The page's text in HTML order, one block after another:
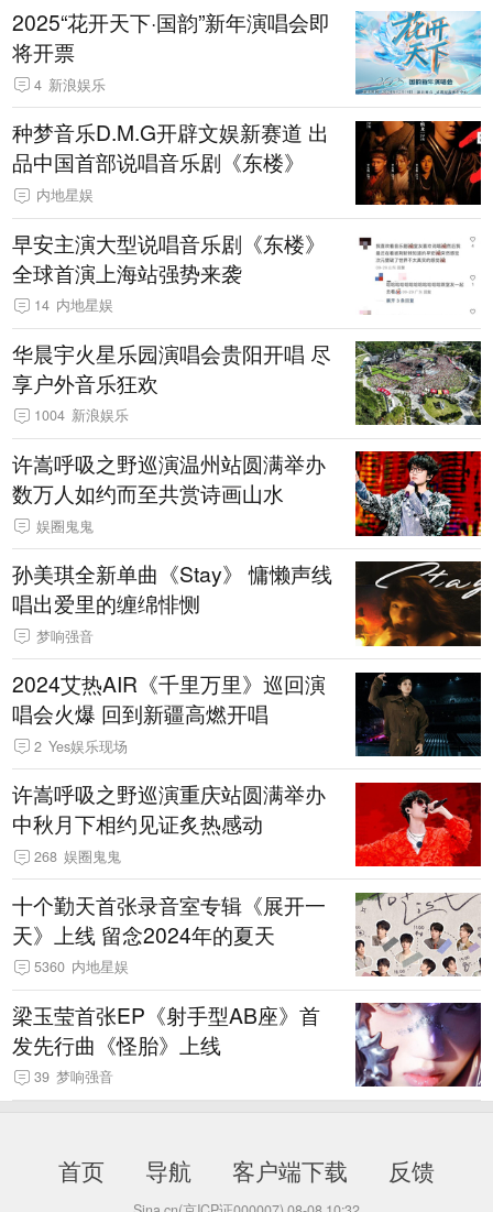
2025“花开天下·国韵”新年演唱会即
将开票
4 新浪娱乐
种梦音乐D.M.G开辟文娱新赛道 出
品中国首部说唱音乐剧《东楼》
内地星娱
早安主演大型说唱音乐剧《东楼》
全球首演上海站强势来袭
14 内地星娱
华晨宇火星乐园演唱会贵阳开唱 尽
享户外音乐狂欢
1004 新浪娱乐
许嵩呼吸之野巡演温州站圆满举办
数万人如约而至共赏诗画山水
娱圈鬼鬼
孙美琪全新单曲《Stay》 慵懒声线
唱出爱里的缠绵悱恻
梦响强音
2024艾热AIR《千里万里》巡回演
唱会火爆 回到新疆高燃开唱
2 Yes娱乐现场
许嵩呼吸之野巡演重庆站圆满举办
中秋月下相约见证炙热感动
268 娱圈鬼鬼
十个勤天首张录音室专辑《展开一
天》上线 留念2024年的夏天
5360 内地星娱
梁玉莹首张EP《射手型AB座》首
发先行曲《怪胎》上线
39 梦响强音
首页 导航 客户端下载 反馈